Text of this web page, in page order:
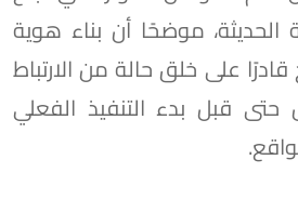
الحديثة، موضحًا أن بناء هوية
على خلق حالة من الارتباط
حتى قبل بدء التنفيذ الفعلي